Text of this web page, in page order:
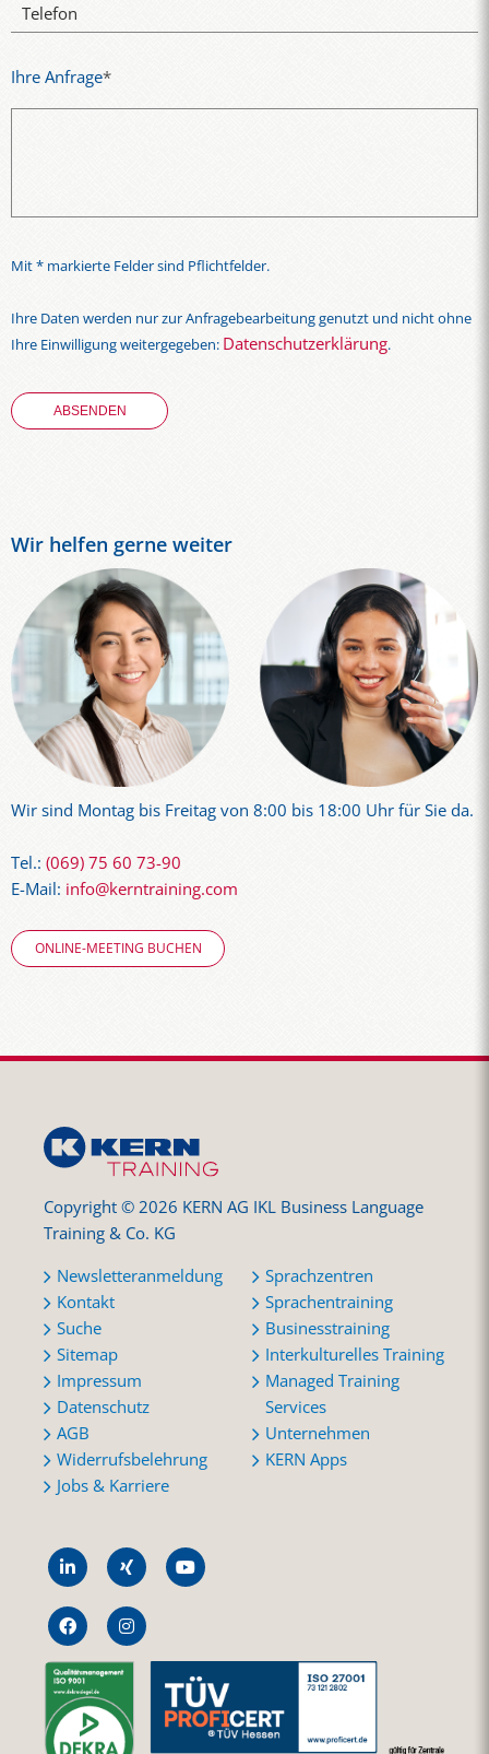
Telefon
Ihre Anfrage*
Mit * markierte Felder sind Pflichtfelder.
Ihre Daten werden nur zur Anfragebearbeitung genutzt und nicht ohne
Ihre Einwilligung weitergegeben: Datenschutzerklärung.
Wir helfen gerne weiter
Wir sind Montag bis Freitag von 8:00 bis 18:00 Uhr für Sie da.
Tel.: (069) 75 60 73-90
E-Mail: info@kerntraining.com
ONLINE-MEETING BUCHEN
Copyright © 2026 KERN AG IKL Business Language
Training & Co. KG
Newsletteranmeldung
Kontakt
Suche
Sitemap
Impressum
Datenschutz
AGB
Widerrufsbelehrung
Jobs & Karriere
Sprachzentren
Sprachentraining
Businesstraining
Interkulturelles Training
Managed Training
Services
Unternehmen
KERN Apps